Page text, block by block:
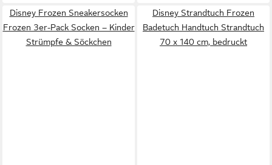
Disney Frozen Sneakersocken
Frozen 3er-Pack Socken – Kinder
Strümpfe & Söckchen
Disney Strandtuch Frozen
Badetuch Handtuch Strandtuch
70 x 140 cm, bedruckt